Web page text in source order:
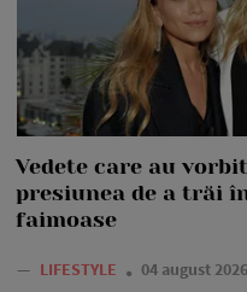
Vedete care au
presiunea de a trăi
faimoase
— LIFESTYLE 04 august 2026